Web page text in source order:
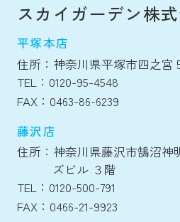
スカイガーデン株
平塚本店
住所：神奈川県平塚市四之宮
TEL：0120-95-4548
FAX：0463-86-6239
藤沢店
住所：神奈川県藤沢市鵠沼神
ズビル ３階
TEL：0120-500-791
FAX：0466-21-9923